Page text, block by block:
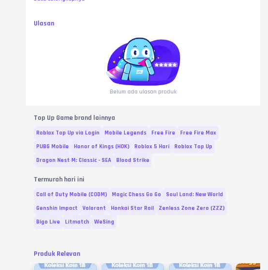
Ulasan
Belum ada ulasan produk
Top Up Game brand lainnya
Roblox Top Up via Login Mobile Legends Free Fire
Free Fire Max
PUBG Mobile
Honor of Kings (HOK) Roblox 5 Hari
Roblox Top Up
Dragon Nest M: Classic - SEA
Blood Strike
Termurah hari ini
Call of Duty Mobile (CODM) Magic Chess Go Go
Soul Land: New World
Genshin Impact
Valorant Honkai Star Rail
Zenless Zone Zero (ZZZ)
Bigo Live
Litmatch WeSing
Produk Relevan